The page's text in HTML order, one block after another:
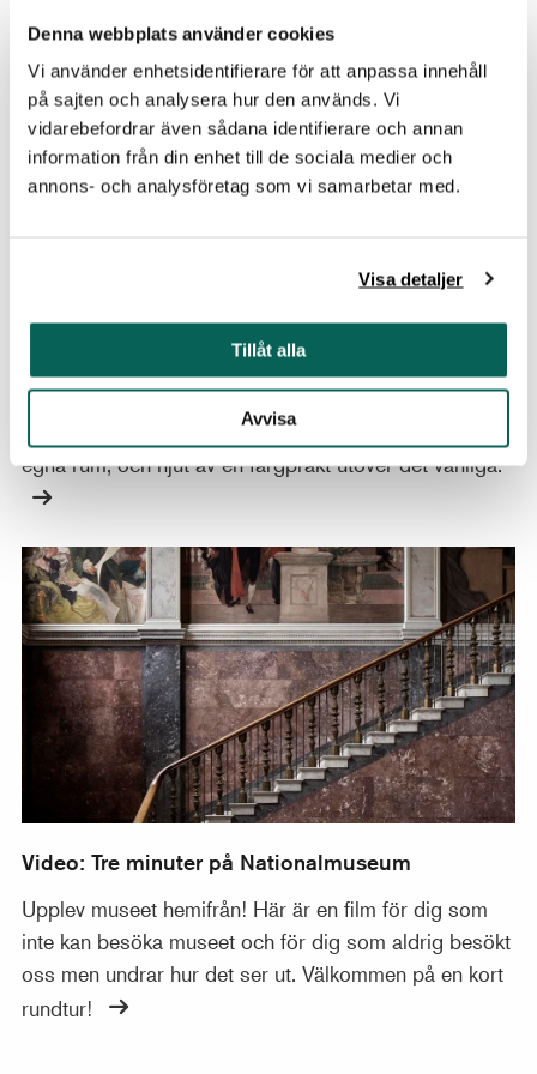
Denna webbplats använder cookies
Vi använder enhetsidentifierare för att anpassa innehåll
på sajten och analysera hur den används. Vi
vidarebefordrar även sådana identifierare och annan
information från din enhet till de sociala medier och
annons- och analysföretag som vi samarbetar med.
Visa detaljer
Tillåt alla
Avvisa
Färgad av originalet – om väggarnas kulörer
Kulören på väggarna i ett rum spelar en viktig roll för
upplevelsen av konst. Här guidar vi dig kulörvägen
genom museet och Tidslinjen. Inspireras till att måla
egna rum, och njut av en färgprakt utöver det vanliga.
Video: Tre minuter på Nationalmuseum
Video: Tre minuter på Nationalmuseum
Upplev museet hemifrån! Här är en film för dig som
inte kan besöka museet och för dig som aldrig besökt
oss men undrar hur det ser ut. Välkommen på en kort
rundtur!